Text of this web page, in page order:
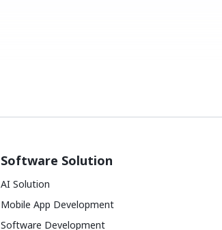
Software Solution
AI Solution
Mobile App Development
Software Development